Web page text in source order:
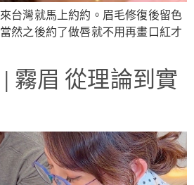
台灣就馬上約約。眉毛修復後留色
然之後約了做唇就不用再畫口紅才
霧眉 從理論到實